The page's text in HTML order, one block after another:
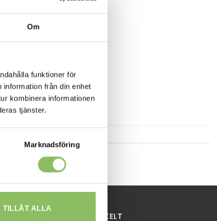
Om
funktioner för
från din enhet
kombinera informationen
tjänster.
Marknadsföring
TILLÅT ALLA
HANDLA ENKELT